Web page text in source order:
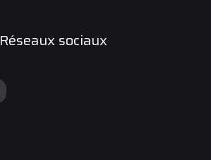
Réseaux sociaux